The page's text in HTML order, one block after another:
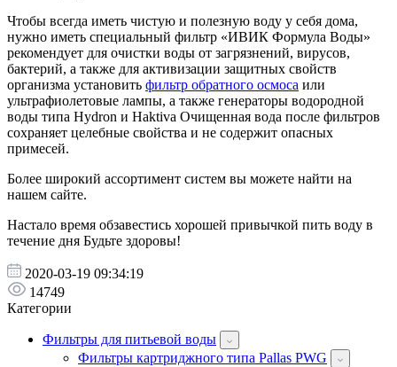
Чтобы всегда иметь чистую и полезную воду у себя дома,
нужно иметь специальный фильтр «ИВИК Формула Воды»
рекомендует для очистки воды от загрязнений, вирусов,
бактерий, а также для активизации защитных свойств
организма установить фильтр обратного осмоса или
ультрафиолетовые лампы, а также генераторы водородной
воды типа Hydron и Haktiva Очищенная вода после фильтров
сохраняет целебные свойства и не содержит опасных
примесей.
Более широкий ассортимент систем вы можете найти на
нашем сайте.
Настало время обзавестись хорошей привычкой пить воду в
течение дня Будьте здоровы!
2020-03-19 09:34:19
14749
Категории
Фильтры для питьевой воды
Фильтры картриджного типа Pallas PWG